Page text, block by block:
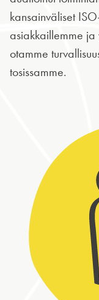
kansainväliset
asiakkaillemme ja
otamme
tosissamme.